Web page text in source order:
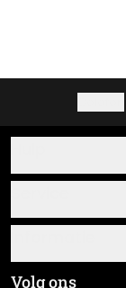
Over ons
Plak- en
Algemene
Volg ons